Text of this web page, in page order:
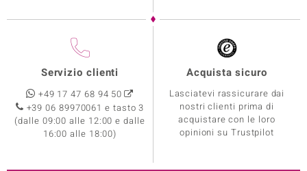
Servizio clienti
+49 17 47 68 94 50
+39 06 89970061 e tasto 3
(dalle 09:00 alle 12:00 e dalle
16:00 alle 18:00)
Acquista sicuro
Lasciatevi rassicurare dai
nostri clienti prima di
acquistare con le loro
opinioni su Trustpilot